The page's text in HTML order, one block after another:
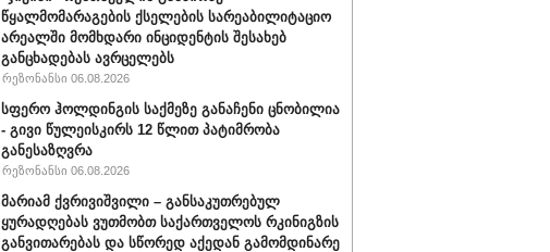
წყალმომარაგების ქსელების სარეაბილიტაციო
არეალში მომხდარი ინციდენტის შესახებ
განცხადებას ავრცელებს
რეზონანსი 06.08.2026
სფერო ჰოლდინგის საქმეზე განაჩენი ცნობილია
- გივი წულეისკირს 12 წლით პატიმრობა
განესაზღვრა
რეზონანსი 06.08.2026
მარიამ ქვრივიშვილი – განსაკუთრებულ
ყურადღებას ვუთმობთ საქართველოს რკინიგზის
განვითარებას და სწორედ აქედან გამომდინარე